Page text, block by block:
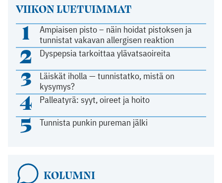
VIIKON LUETUIMMAT
1
Ampiaisen pisto – näin hoidat pistoksen ja
tunnistat vakavan allergisen reaktion
2 Dyspepsia tarkoittaa ylävatsaoireita
3
Läiskät iholla — tunnistatko, mistä on
kysymys?
4 Palleatyrä: syyt, oireet ja hoito
5 Tunnista punkin pureman jälki
KOLUMNI